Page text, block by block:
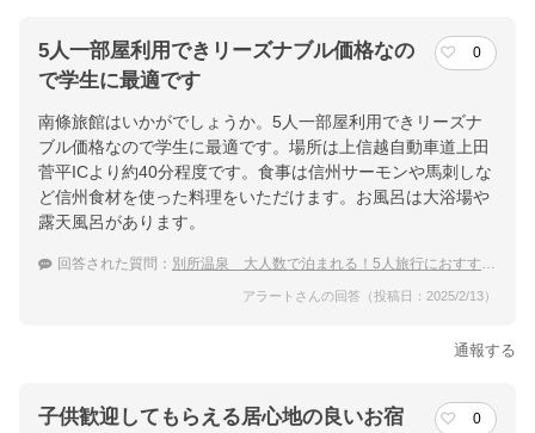
5人一部屋利用できリーズナブル価格なの
で学生に最適です
0
南條旅館はいかがでしょうか。5人一部屋利用できリーズナ
ブル価格なので学生に最適です。場所は上信越自動車道上田
菅平ICより約40分程度です。食事は信州サーモンや馬刺しな
ど信州食材を使った料理をいただけます。お風呂は大浴場や
露天風呂があります。
回答された質問： 別所温泉 大人数で泊まれる！5人旅行におすすめの温泉宿
アラートさんの回答（投稿日：2025/2/13）
通報する
子供歓迎してもらえる居心地の良いお宿 0